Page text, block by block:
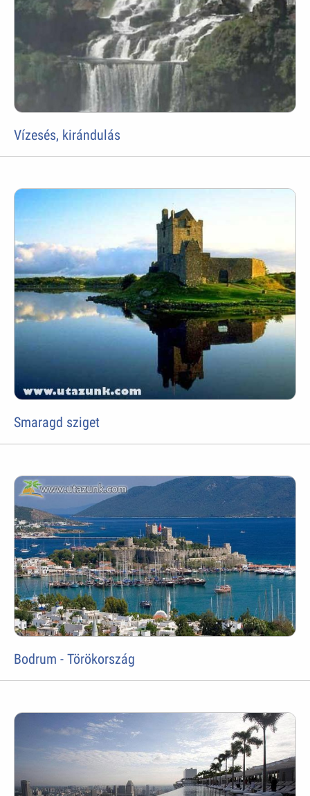
Vízesés, kirándulás
Smaragd sziget
Bodrum - Törökország